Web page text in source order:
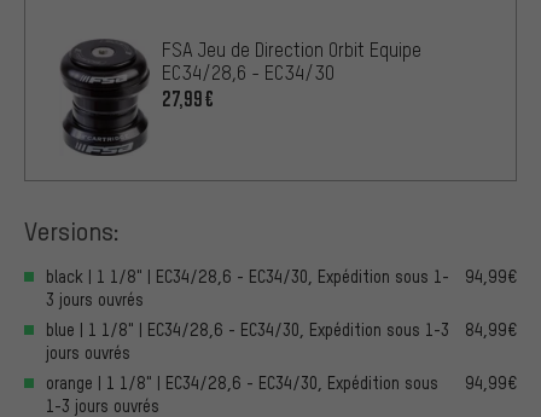
FSA Jeu de Direction Orbit Equipe
EC34/28,6 - EC34/30
27,99€
Versions:
black | 1 1/8" | EC34/28,6 - EC34/30, Expédition sous 1-
3 jours ouvrés
94,99€
blue | 1 1/8" | EC34/28,6 - EC34/30, Expédition sous 1-3
jours ouvrés
84,99€
orange | 1 1/8" | EC34/28,6 - EC34/30, Expédition sous
1-3 jours ouvrés
94,99€